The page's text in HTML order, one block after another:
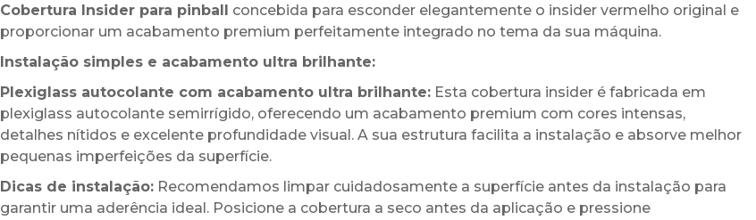
Cobertura Insider para pinball concebida para esconder elegantemente o insider vermelho original e
proporcionar um acabamento premium perfeitamente integrado no tema da sua máquina.
Instalação simples e acabamento ultra brilhante:
Plexiglass autocolante com acabamento ultra brilhante:Esta cobertura insider é fabricada em
plexiglass autocolante semirrígido, oferecendo um acabamento premium com cores intensas,
detalhes nítidos e excelente profundidade visual. A sua estrutura facilita a instalação e absorve melhor
pequenas imperfeições da superfície.
Dicas de instalação:Recomendamos limpar cuidadosamente a superfície antes da instalação para
garantir uma aderência ideal. Posicione a cobertura a seco antes da aplicação e pressione